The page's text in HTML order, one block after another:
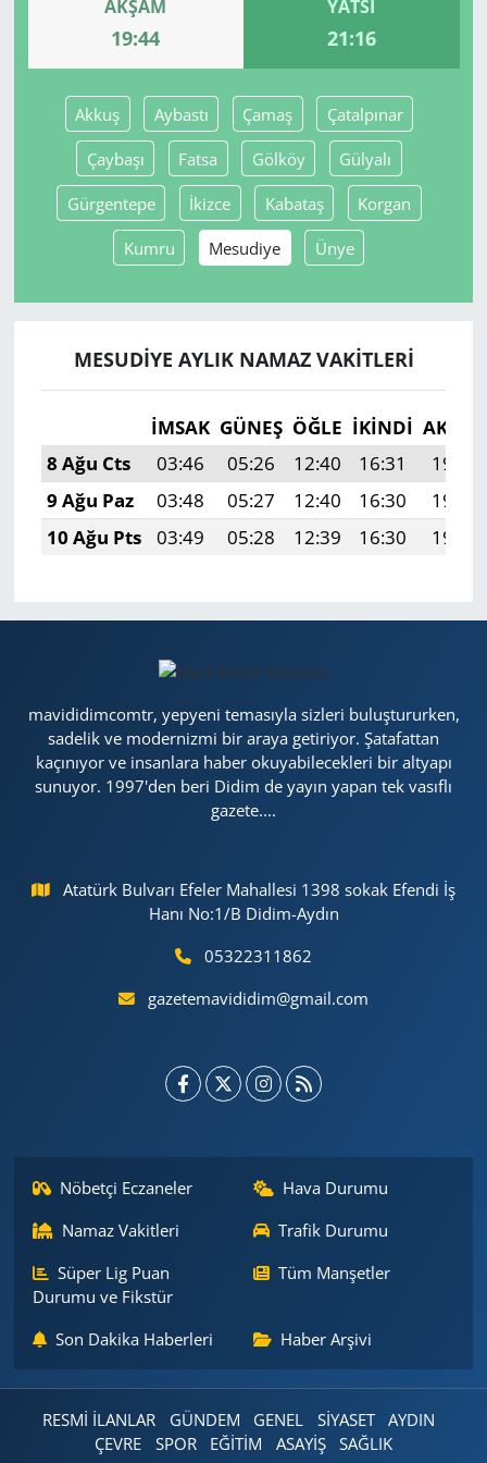
AKŞAM
19:44
YATSI
21:16
Akkuş Aybastı Çamaş Çatalpınar
Çaybaşı Fatsa Gölköy Gülyalı
Gürgentepe İkizce Kabataş Korgan
Kumru Mesudiye Ünye
MESUDIYE AYLIK NAMAZ VAKITLERI
İMSAK GÜNEŞ ÖĞLE İKINDI AKŞAM
8 Ağu Cts
03:46 05:26 12:40 16:31
19:44
9 Ağu Paz
03:48 05:27 12:40 16:30
19:42
10 Ağu Pts
03:49 05:28 12:39 16:30 19:41
mavididimcomtr, yepyeni temasıyla sizleri buluştururken,
sadelik ve modernizmi bir araya getiriyor. Şatafattan
kaçınıyor ve insanlara haber okuyabilecekleri bir altyapı
sunuyor. 1997'den beri Didim de yayın yapan tek vasıflı
gazete....
Atatürk Bulvarı Efeler Mahallesi 1398 sokak Efendi İş
Hanı No:1/B Didim-Aydın
05322311862
gazetemavididim@gmail.com
Nöbetçi Eczaneler
Hava Durumu
Namaz Vakitleri
Trafik Durumu
Süper Lig Puan
Durumu ve Fikstür
Tüm Manşetler
Son Dakika Haberleri Haber Arşivi
RESMİ İLANLAR GÜNDEM GENEL SİYASET
AYDIN
ÇEVRE
SPOR EĞİTİM ASAYİŞ SAĞLIK